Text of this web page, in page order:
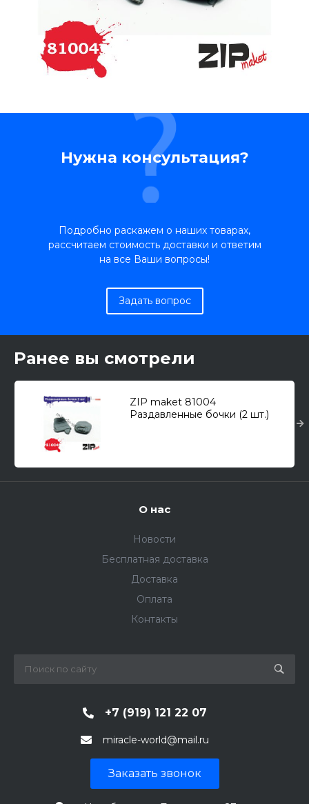
Нужна консультация?
Подробно раскажем о наших товарах,
рассчитаем стоимость доставки и ответим
на все Ваши вопросы!
Задать вопрос
Ранее вы смотрели
ZIP maket 81004
Раздавленные бочки (2 шт.)
О нас
Новости
Бесплатная доставка
Доставка
Оплата
Контакты
+7 (919) 121 22 07
miracle-world@mail.ru
Заказать звонок